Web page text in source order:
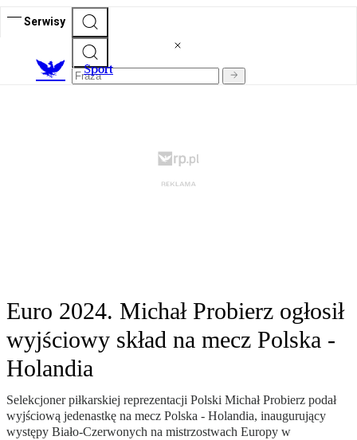
Serwisy
Sport
Euro 2024. Michał Probierz ogłosił
wyjściowy skład na mecz Polska -
Holandia
Selekcjoner piłkarskiej reprezentacji Polski Michał Probierz podał
wyjściową jedenastkę na mecz Polska - Holandia, inaugurujący
występy Biało-Czerwonych na mistrzostwach Europy w